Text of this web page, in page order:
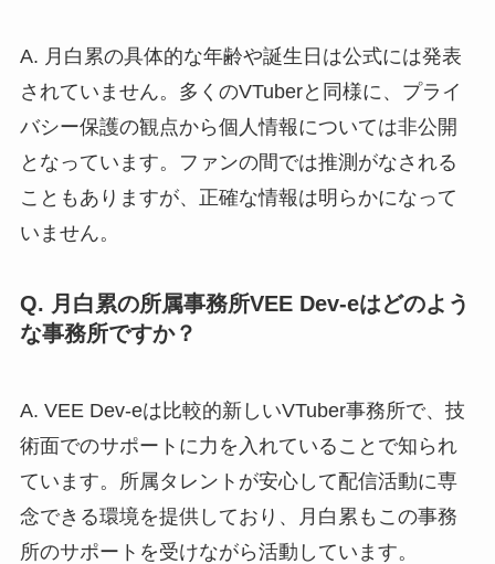
A. 月白累の具体的な年齢や誕生日は公式には発表
されていません。多くのVTuberと同様に、プライ
バシー保護の観点から個人情報については非公開
となっています。ファンの間では推測がなされる
こともありますが、正確な情報は明らかになって
いません。
Q. 月白累の所属事務所VEE Dev-eはどのよう
な事務所ですか？
A. VEE Dev-eは比較的新しいVTuber事務所で、技
術面でのサポートに力を入れていることで知られ
ています。所属タレントが安心して配信活動に専
念できる環境を提供しており、月白累もこの事務
所のサポートを受けながら活動しています。